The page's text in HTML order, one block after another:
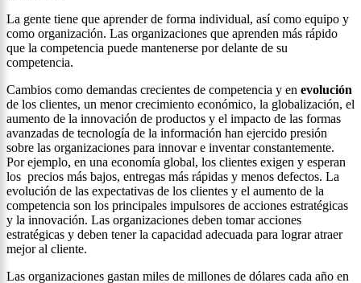
La gente tiene que aprender de forma individual, así como equipo y
como organización. Las organizaciones que aprenden más rápido
que la competencia puede mantenerse por delante de su
competencia.
Cambios como demandas crecientes de competencia y en evolución
de los clientes, un menor crecimiento económico, la globalización, el
aumento de la innovación de productos y el impacto de las formas
avanzadas de tecnología de la información han ejercido presión
sobre las organizaciones para innovar e inventar constantemente.
Por ejemplo, en una economía global, los clientes exigen y esperan
los precios más bajos, entregas más rápidas y menos defectos. La
evolución de las expectativas de los clientes y el aumento de la
competencia son los principales impulsores de acciones estratégicas
y la innovación. Las organizaciones deben tomar acciones
estratégicas y deben tener la capacidad adecuada para lograr atraer
mejor al cliente.
Las organizaciones gastan miles de millones de dólares cada año en